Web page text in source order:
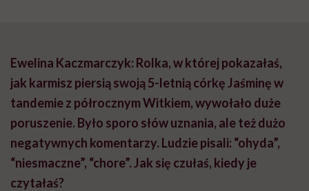
Ewelina Kaczmarczyk: Rolka, w której pokazałaś,
jak karmisz piersią swoją 5-letnią córkę Jaśminę w
tandemie z półrocznym Witkiem, wywołało duże
poruszenie. Było sporo słów uznania, ale też dużo
negatywnych komentarzy. Ludzie pisali: “ohyda”,
“niesmaczne”, “chore”. Jak się czułaś, kiedy je
czytałaś?